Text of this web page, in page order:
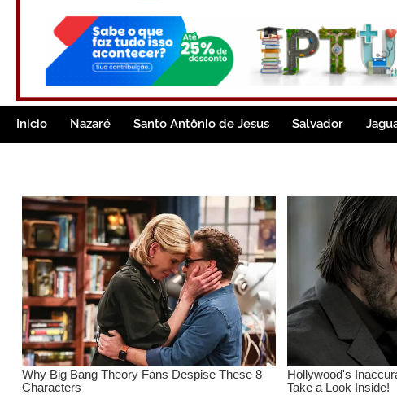
Inicio Nazaré Santo Antônio de Jesus Salvador